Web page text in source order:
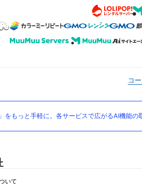
コ
をもっと手軽に。各サービスで広がるAI機能の
いて